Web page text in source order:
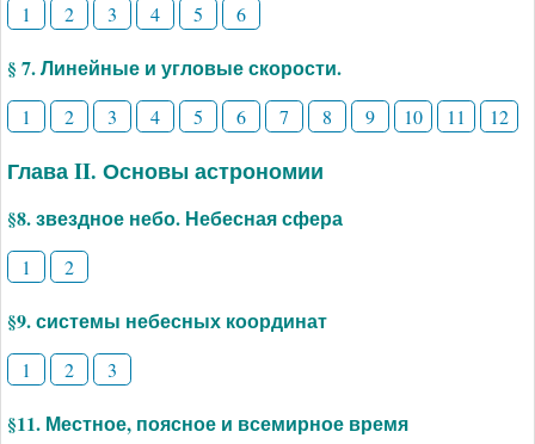
1 2 3 4 5 6
§ 7. Линейные и угловые скорости.
1 2 3 4 5 6 7 8 9 10 11 12
Глава II. Основы астрономии
§8. звездное небо. Небесная сфера
1 2
§9. системы небесных координат
1 2 3
§11. Местное, поясное и всемирное время